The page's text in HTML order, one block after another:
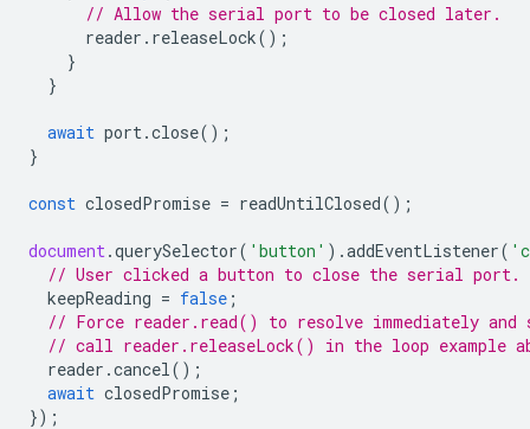
// Allow the serial port to be closed later.
reader . releaseLock();
}
}
await port.close();
}
const closedPromise = readUntilClosed();
document.querySelector( 'button' ).addEventListener(
// User clicked a button to close the serial port.
keepReading = false ;
// Force reader.read() to resolve immediately and
// call reader.releaseLock() in the loop example
reader .cancel();
await closedPromise ;
});